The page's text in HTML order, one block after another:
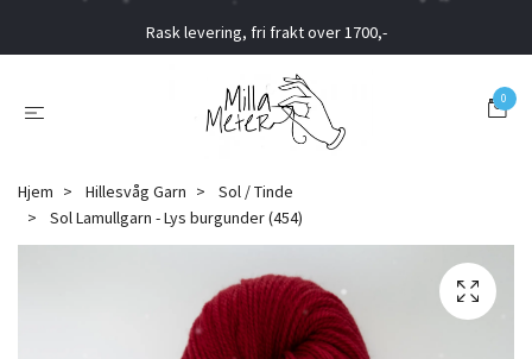
Rask levering, fri frakt over 1700,-
0
Hjem Hillesvåg Garn
Sol / Tinde
Sol Lamullgarn - Lys burgunder (454)